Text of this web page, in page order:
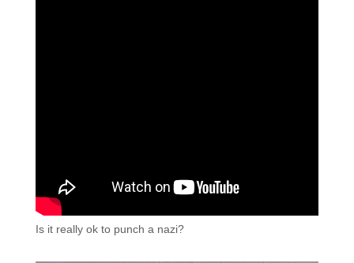
Is it really ok to punch a nazi?